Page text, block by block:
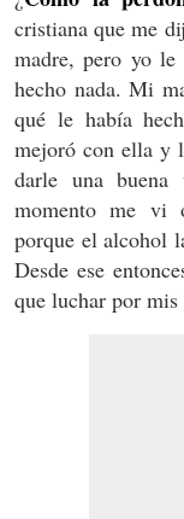
cristiana que me
madre, pero yo
hecho nada. Mi
qué le había
mejoró con ella y
darle una
momento me vi
porque el alcohol
Desde ese
que luchar por